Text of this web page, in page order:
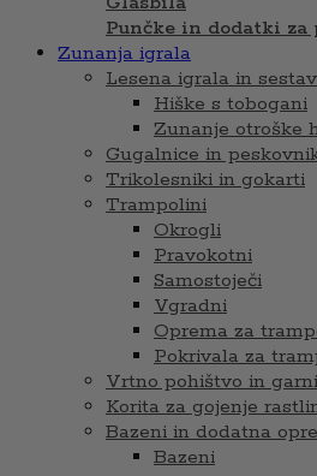
Punčke in dodatki za
Zunanja igrala
Lesena igrala in
Hiške s tobogani
Zunanje otroške
Gugalnice in
Trikolesniki in gokarti
Trampolini
Okrogli
Pravokotni
Samostoječi
Vgradni
Oprema za
Pokrivala za
Vrtno pohištvo in
Korita za gojenje
Bazeni in dodatna
Bazeni